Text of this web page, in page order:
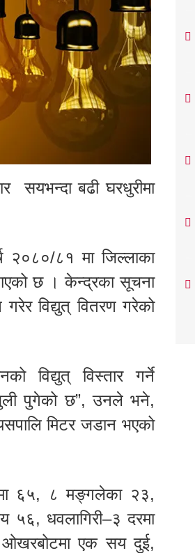
सयभन्दा बढी घरधुरीमा
२०८०/८१ मा जिल्लाका
छ । केन्द्रका सूचना
विद्युत् वितरण गरेको
विद्युत् विस्तार गर्ने
पुगेको छ”, उनले भने,
मिटर जडान भएको
६५, ८ मङ्गलेका २३,
५६, धवलागिरी–३ दरमा
ओखरबोटमा एक सय दुई,